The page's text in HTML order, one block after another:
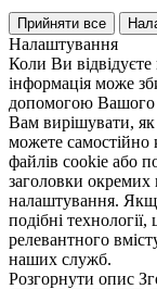
Прийняти все
Налаштування
Коли Ви відвідуєте
інформація може
допомогою Вашого
Вам вирішувати,
можете самостійно
файлів cookie або
заголовки окремих
налаштування.
подібні
релевантного
наших служб.
Розгорнути опис